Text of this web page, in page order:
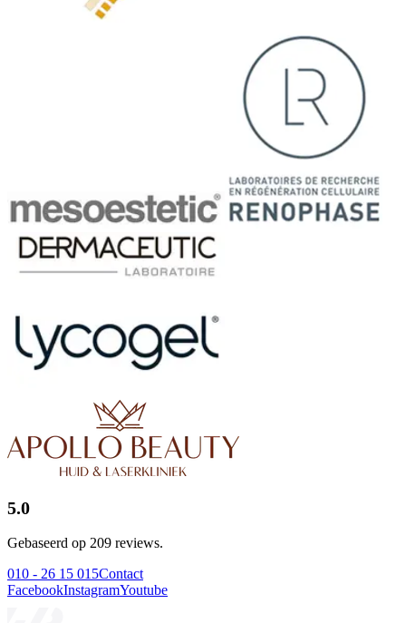
5.0
Gebaseerd op 209 reviews.
010 - 26 15 015Contact
FacebookInstagramYoutube